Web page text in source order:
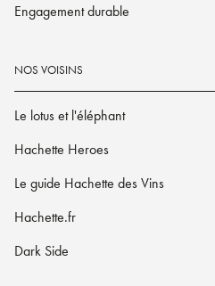
Engagement durable
NOS VOISINS
Le lotus et l'éléphant
Hachette Heroes
Le guide Hachette des Vins
Hachette.fr
Dark Side